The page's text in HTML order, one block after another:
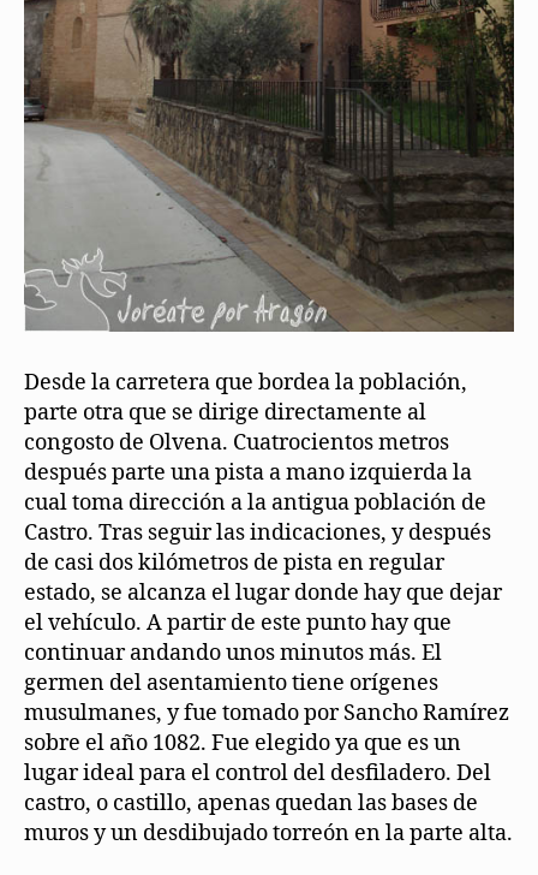
Desde la carretera que bordea la población,
parte otra que se dirige directamente al
congosto de Olvena. Cuatrocientos metros
después parte una pista a mano izquierda la
cual toma dirección a la antigua población de
Castro. Tras seguir las indicaciones, y después
de casi dos kilómetros de pista en regular
estado, se alcanza el lugar donde hay que dejar
el vehículo. A partir de este punto hay que
continuar andando unos minutos más. El
germen del asentamiento tiene orígenes
musulmanes, y fue tomado por Sancho Ramírez
sobre el año 1082. Fue elegido ya que es un
lugar ideal para el control del desfiladero. Del
castro, o castillo, apenas quedan las bases de
muros y un desdibujado torreón en la parte alta.